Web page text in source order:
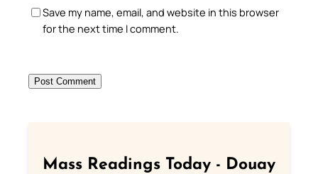
Save my name, email, and website in this browser
for the next time I comment.
Mass Readings Today - Douay